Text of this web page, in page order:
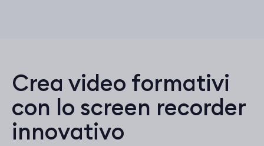
Crea video formativi
con lo screen recorder
innovativo